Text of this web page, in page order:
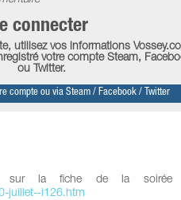
connecter
utilisez vos informations
votre compte Steam,
ou Twitter.
compte ou via Steam / Facebook / Twitter
sur la fiche de la soirée
juillet--i126.htm